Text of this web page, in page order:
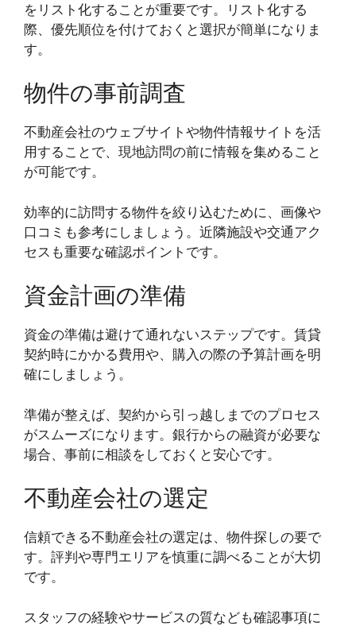
をリスト化することが重要です。リスト化する
際、優先順位を付けておくと選択が簡単になりま
す。
物件の事前調査
不動産会社のウェブサイトや物件情報サイトを活
用することで、現地訪問の前に情報を集めること
が可能です。
効率的に訪問する物件を絞り込むために、画像や
口コミも参考にしましょう。近隣施設や交通アク
セスも重要な確認ポイントです。
資金計画の準備
資金の準備は避けて通れないステップです。賃貸
契約時にかかる費用や、購入の際の予算計画を明
確にしましょう。
準備が整えば、契約から引っ越しまでのプロセス
がスムーズになります。銀行からの融資が必要な
場合、事前に相談をしておくと安心です。
不動産会社の選定
信頼できる不動産会社の選定は、物件探しの要で
す。評判や専門エリアを慎重に調べることが大切
です。
スタッフの経験やサービスの質なども確認事項に